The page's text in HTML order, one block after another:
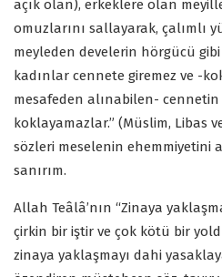
açık olan), erkeklere olan
omuzlarını sallayarak, çalımlı
meyleden develerin hörgücü
kadınlar cennete giremez ve -
mesafeden alınabilen-
koklayamazlar.” (Müslim, Libas
sözleri meselenin ehemmiyetini
sanırım.
Allah Teâlâ’nın “Zinaya
çirkin bir iştir ve çok kötü bir
zinaya yaklaşmayı dahi